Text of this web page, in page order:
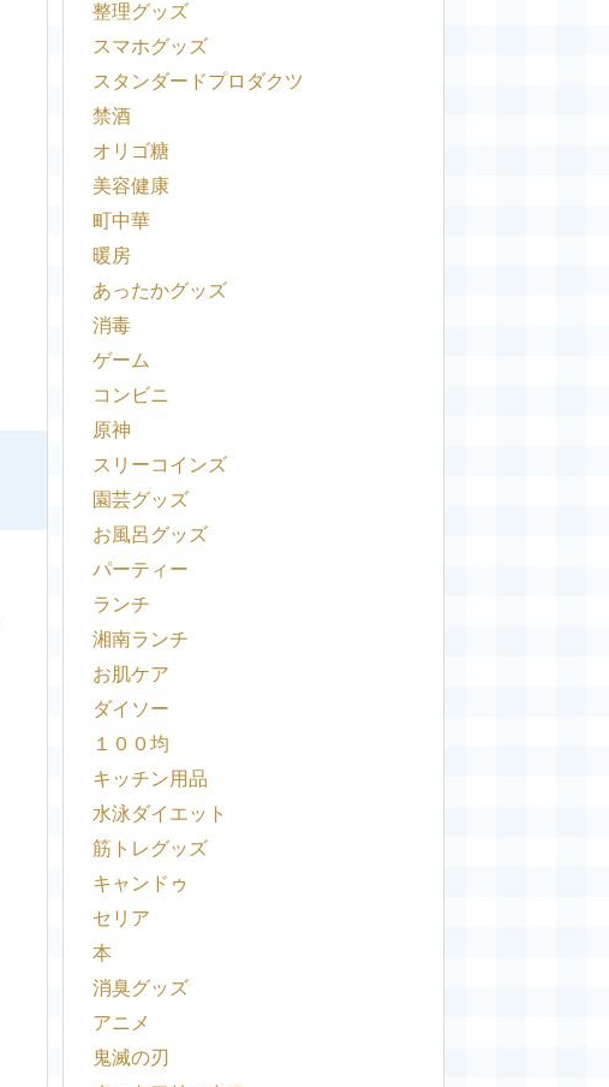
整理グッズ
スマホグッズ
スタンダードプロダクツ
禁酒
オリゴ糖
美容健康
町中華
暖房
あったかグッズ
消毒
ゲーム
コンビニ
原神
スリーコインズ
園芸グッズ
お風呂グッズ
パーティー
ランチ
湘南ランチ
お肌ケア
ダイソー
１００均
キッチン用品
水泳ダイエット
筋トレグッズ
キャンドゥ
セリア
本
消臭グッズ
アニメ
鬼滅の刃